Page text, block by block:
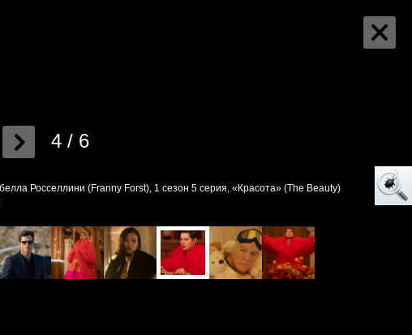
4 / 6
Росселлини (Franny Forst), 1 сезон 5 серия, «Красота» (The Beauty)